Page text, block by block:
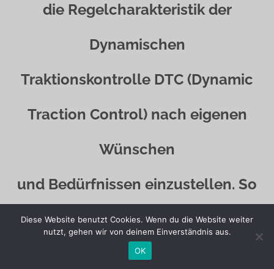
die Regelcharakteristik der
Dynamischen
Traktionskontrolle DTC (Dynamic
Traction Control) nach eigenen
Wünschen
und Bedürfnissen einzustellen. So
können die DTC Modi „Rain“,
„Road“ und
Diese Website benutzt Cookies. Wenn du die Website weiter
nutzt, gehen wir von deinem Einverständnis aus.
OK